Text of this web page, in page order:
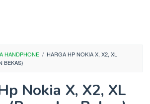
HANDPHONE / HARGA HP NOKIA X, X2, XL
BEKAS)
Nokia X, X2, XL